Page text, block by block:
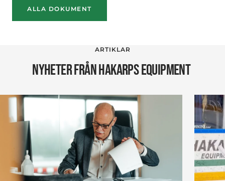
ALLA DOKUMENT
ARTIKLAR
NYHETER FRÅN HAKARPS EQUIPMENT